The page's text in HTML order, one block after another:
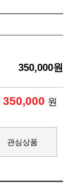
350,000원
350,000 원
관심상품